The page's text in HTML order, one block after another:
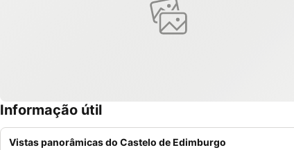
Informação útil
Vistas panorâmicas do Castelo de Edimburgo